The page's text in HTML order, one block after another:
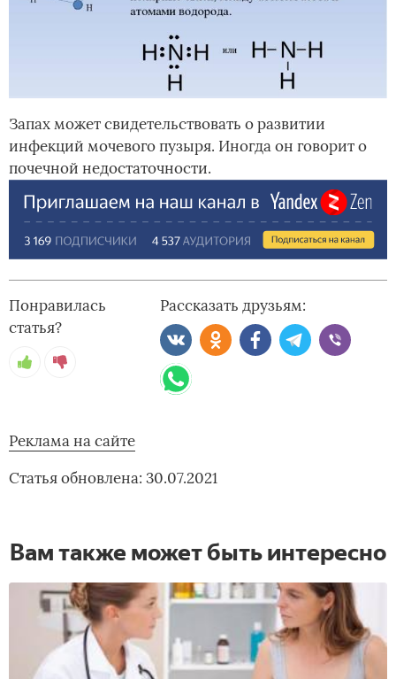
Запах может свидетельствовать о развитии
инфекций мочевого пузыря. Иногда он говорит о
почечной недостаточности.
Понравилась
статья?
Рассказать друзьям:
Реклама на сайте
Статья обновлена: 30.07.2021
Вам также может быть интересно